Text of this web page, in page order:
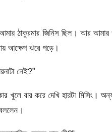
ঠাকুরমার জিনিস ছিল। আর আমার খুব
আক্ষেপ ঝরে পড়ে।
নেই?”
খুলে বার করে দেখি হারটা